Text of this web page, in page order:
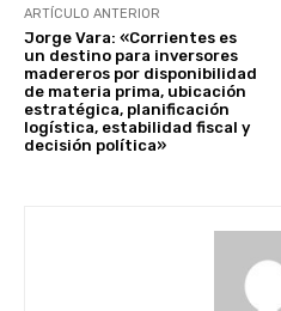
ARTÍCULO ANTERIOR
Jorge Vara: «Corrientes es
un destino para inversores
madereros por disponibilidad
de materia prima, ubicación
estratégica, planificación
logística, estabilidad fiscal y
decisión política»